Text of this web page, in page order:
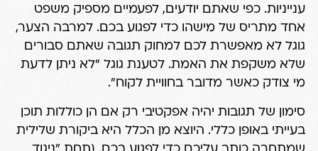
ענייניות. כפי שאתם יודעים, לפעמיים מספיק משפט
אחד מתריס של מישהו כדי לפגוע בכם. למרבה הצער,
גוגל לא מאפשרת לכם למחוק תגובה שאתם סבורים
שלא משקפת את האמת. לטענת גוגל "לא ניתן לדעת
מי צודק כאשר מדובר בחוויית לקוח".
סימון של תגובות יהיה אפקטיבי רק אם הן כוללות תוכן
בעייתי באופן כללי. היוצא מן הכלל היא ביקורת שלילית